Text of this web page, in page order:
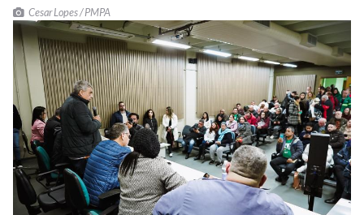
Cesar Lopes / PMPA